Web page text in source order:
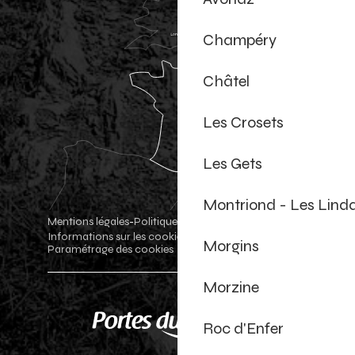
Champéry
Châtel
Les Crosets
Les Gets
Montriond - Les
Morgins
Morzine
Roc d'Enfer
Mentions légales-Politique de confidentialité
Informations sur les cookies
Paramétrage des cookies